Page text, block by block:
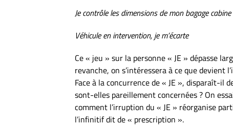
Je contrôle les dimensions de mon bagage cabine
Véhicule en intervention, je m’écarte
Ce « jeu » sur la personne « JE » dépasse
revanche, on s’intéressera à ce que
Face à la concurrence de « JE », disparaît-il
sont-elles pareillement concernées ? On
comment l’irruption du « JE » réorganise
l’infinitif dit de « prescription ».